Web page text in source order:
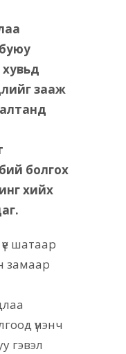
зааж
болгох
хийх
шатаар
замаар
үнэнч
гэвэл